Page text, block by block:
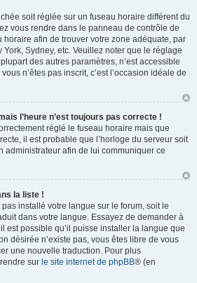
soit réglée sur un fuseau horaire différent du
vous rendre dans le panneau de contrôle de
horaire afin de trouver votre zone adéquate, par
Sydney, etc. Veuillez noter que le réglage
des autres paramètres, n’est accessible
n’êtes pas inscrit, c’est l’occasion idéale de
l’heure n’est toujours pas correcte !
réglé le fuseau horaire mais que
il est probable que l’horloge du serveur soit
administrateur afin de lui communiquer ce
la liste !
installé votre langue sur le forum, soit le
dans votre langue. Essayez de demander à
est possible qu’il puisse installer la langue que
désirée n’existe pas, vous êtes libre de vous
une nouvelle traduction. Pour plus
sur le site internet de phpBB® (en